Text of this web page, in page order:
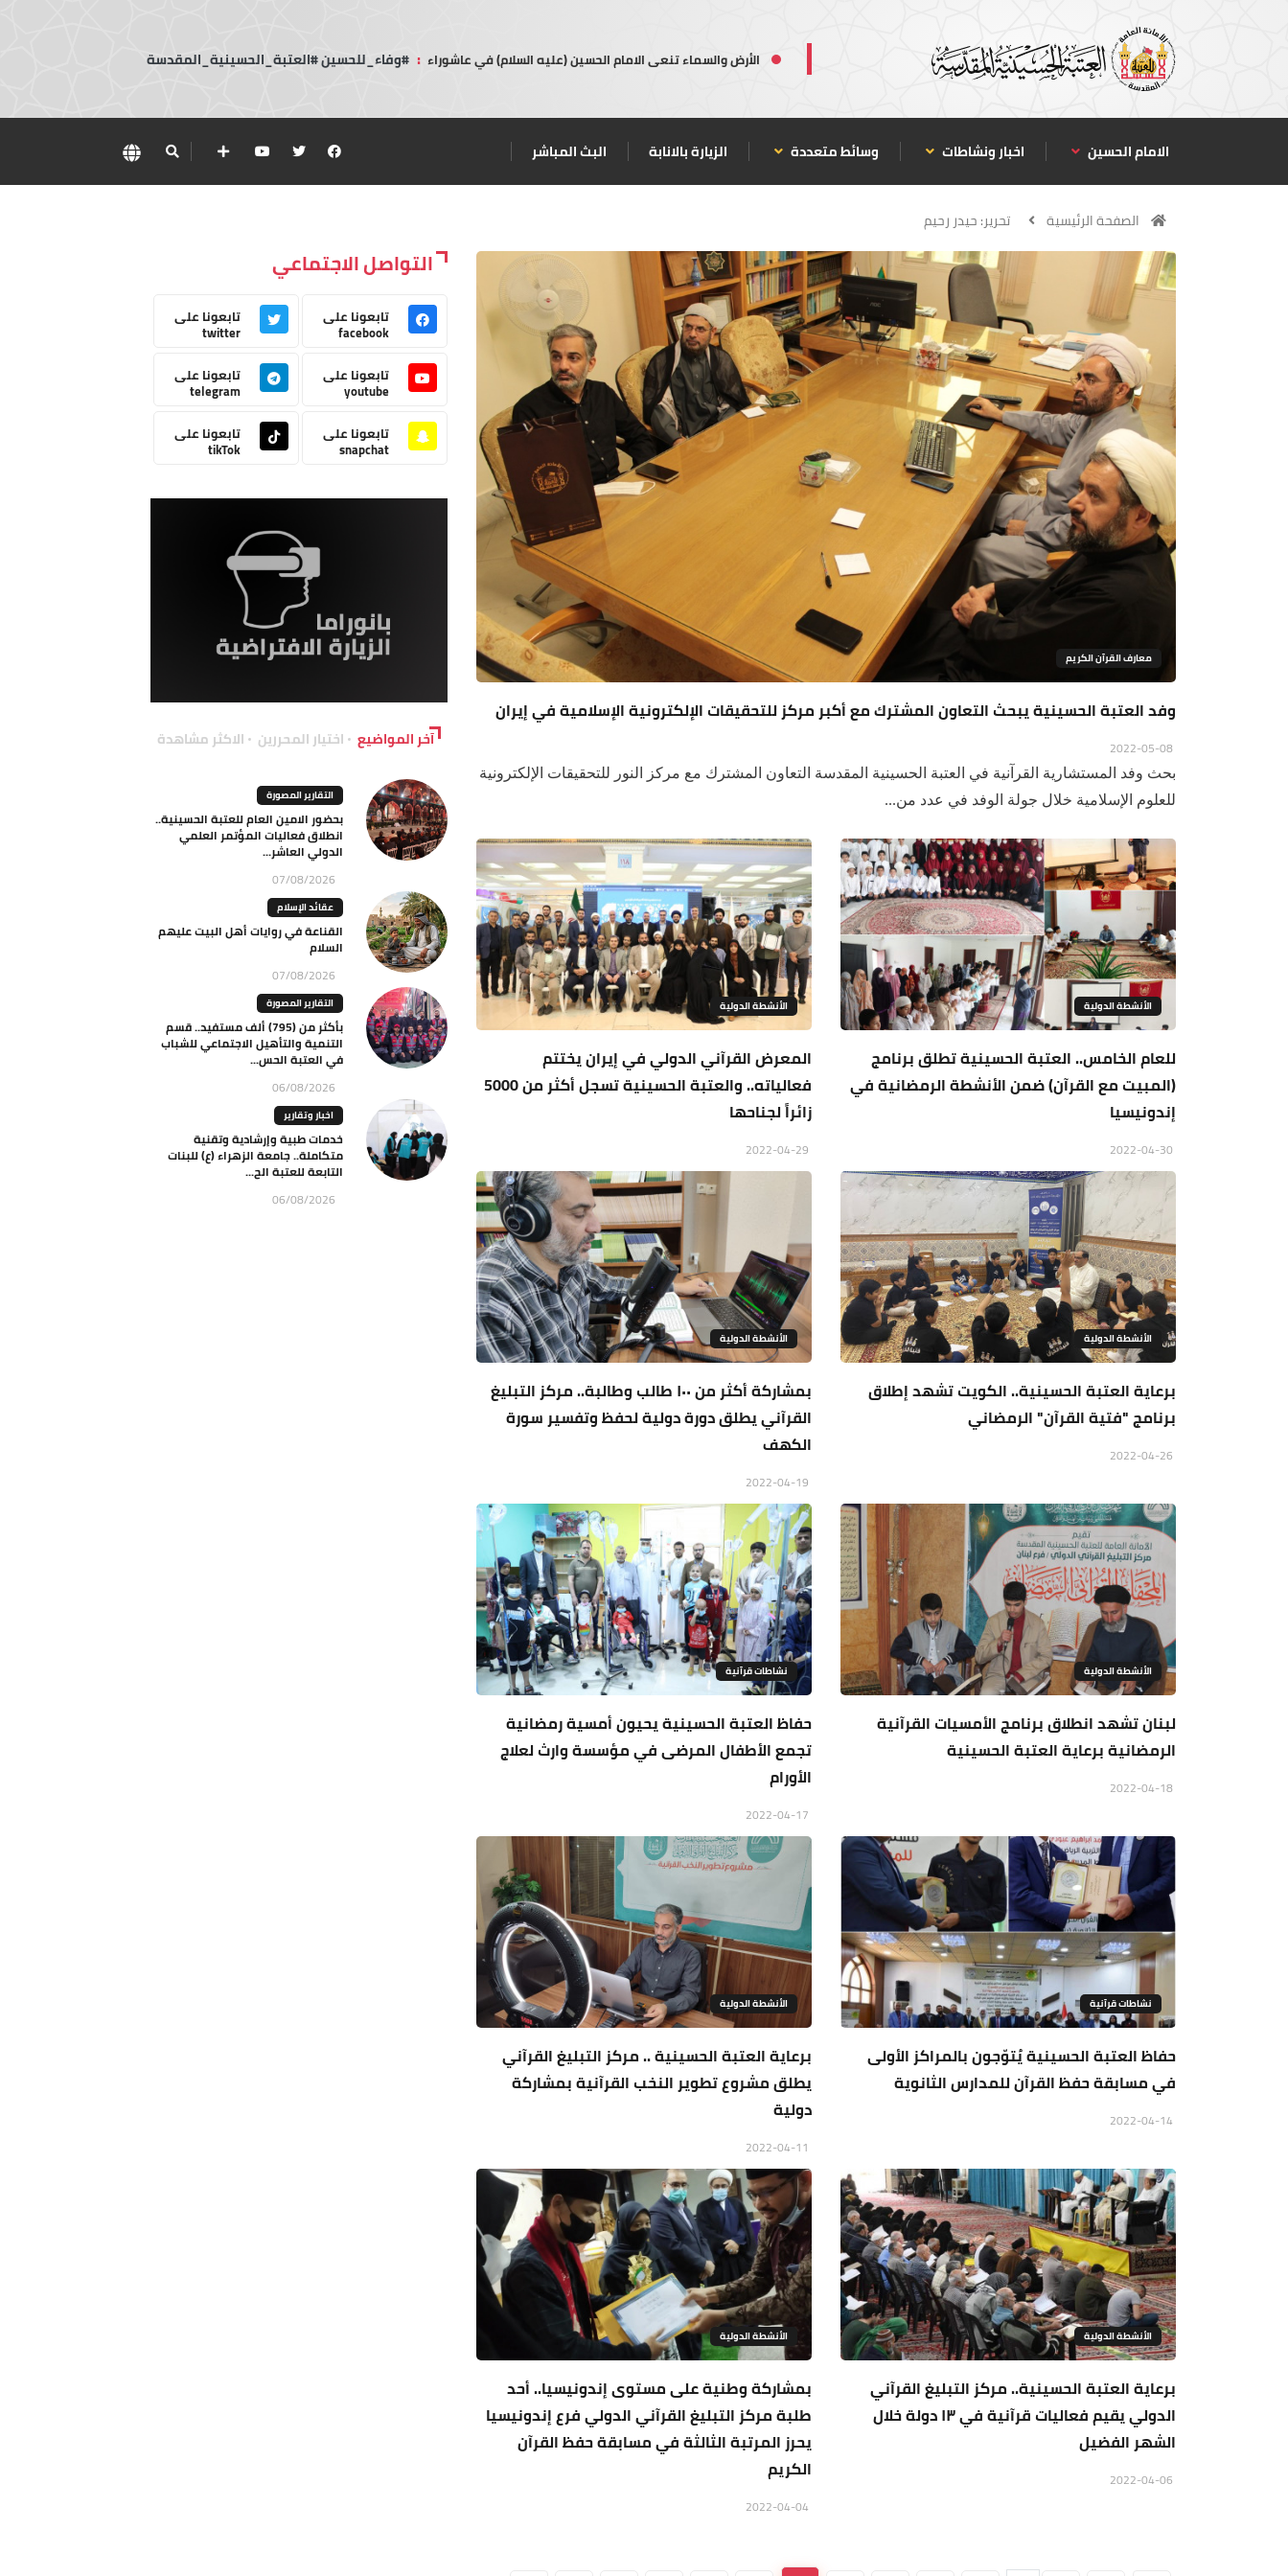
الأرض والسماء تنعى الامام الحسين (عليه السلام) في عاشوراء : #وفاء_للحسين #العتبة_الحسينية_المقدسة
الامام الحسين اخبار ونشاطات وسائط متعددة الزيارة بالانابة البث المباشر
الصفحة الرئيسية تحرير: حيدر رحيم
معارف القرآن الكريم
وفد العتبة الحسينية يبحث التعاون المشترك مع أكبر مركز للتحقيقات الإلكترونية الإسلامية في إيران
بحث وفد المستشارية القرآنية في العتبة الحسينية المقدسة التعاون المشترك مع مركز النور للتحقيقات الإلكترونية
للعلوم الإسلامية خلال جولة الوفد في عدد من...
الأنشطة الدولية
للعام الخامس.. العتبة الحسينية تطلق برنامج
(المبيت مع القرآن) ضمن الأنشطة الرمضانية في
إندونيسيا
الأنشطة الدولية
المعرض القرآني الدولي في إيران يختتم
فعالياته.. والعتبة الحسينية تسجل أكثر من 5000
زائراً لجناحها
الأنشطة الدولية
برعاية العتبة الحسينية.. الكويت تشهد إطلاق
برنامج "فتية القرآن" الرمضاني
الأنشطة الدولية
بمشاركة أكثر من ١٠٠ طالب وطالبة.. مركز التبليغ
القرآني يطلق دورة دولية لحفظ وتفسير سورة
الكهف
الأنشطة الدولية
لبنان تشهد انطلاق برنامج الأمسيات القرآنية
الرمضانية برعاية العتبة الحسينية
نشاطات قرآنية
حفاظ العتبة الحسينية يحيون أمسية رمضانية
تجمع الأطفال المرضى في مؤسسة وارث لعلاج
الأورام
نشاطات قرآنية
حفاظ العتبة الحسينية يُتوّجون بالمراكز الأولى
في مسابقة حفظ القرآن للمدارس الثانوية
الأنشطة الدولية
برعاية العتبة الحسينية .. مركز التبليغ القرآني
يطلق مشروع تطوير النخب القرآنية بمشاركة
دولية
الأنشطة الدولية
برعاية العتبة الحسينية.. مركز التبليغ القرآني
الدولي يقيم فعاليات قرآنية في ١٣ دولة خلال
الشهر الفضيل
الأنشطة الدولية
بمشاركة وطنية على مستوى إندونيسيا.. أحد
طلبة مركز التبليغ القرآني الدولي فرع إندونيسيا
يحرز المرتبة الثالثة في مسابقة حفظ القرآن
الكريم
التواصل الاجتماعي
تابعونا على
facebook
تابعونا على
twitter
تابعونا على
youtube
تابعونا على
telegram
تابعونا على
snapchat
تابعونا على
tikTok
آخر المواضيع اختيار المحررين الاكثر مشاهدة
التقارير المصورة
بحضور الامين العام للعتبة الحسينية..
انطلاق فعاليات المؤتمر العلمي
الدولي العاشر...
07/08/2026
عقائد الإسلام
القناعة في روايات أهل البيت عليهم
السلام
07/08/2026
التقارير المصورة
بأكثر من (795) ألف مستفيد.. قسم
التنمية والتأهيل الاجتماعي للشباب
في العتبة الحس...
06/08/2026
اخبار وتقارير
خدمات طبية وإرشادية وتقنية
متكاملة.. جامعة الزهراء (ع) للبنات
التابعة للعتبة الح...
06/08/2026